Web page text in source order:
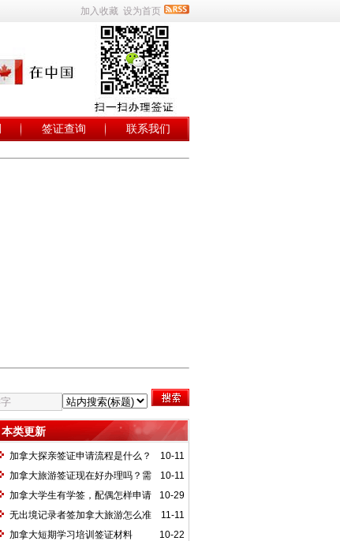
加入收藏 设为首页
签证查询 联系我们
本类更新
10-11
加拿大探亲签证申请流程是什么？
需要准备的申请材料有哪些？
10-11
加拿大旅游签证现在好办理吗？需
要的材料有哪些？
10-29
加拿大学生有学签，配偶怎样申请
陪读工签（OWP开放性工作许可）
11-11
无出境记录者签加拿大旅游怎么准
备材料
10-22
加拿大短期学习培训签证材料